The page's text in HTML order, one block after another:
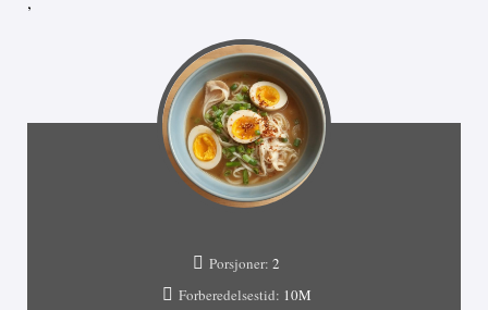
Porsjoner: 2
Forberedelsestid: 10M